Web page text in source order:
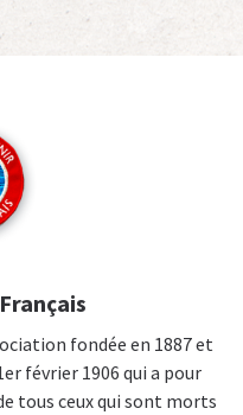
fondée en 1887 et
février 1906 qui a pour
tous ceux qui sont morts